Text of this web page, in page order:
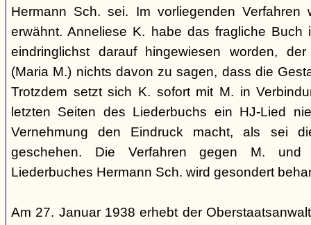
Hermann Sch. sei. Im vorliegenden Verfahren
erwähnt. Anneliese K. habe das fragliche Buch
eindringlichst darauf hingewiesen worden,
(Maria M.) nichts davon zu sagen, dass die
Trotzdem setzt sich K. sofort mit M. in
letzten Seiten des Liederbuchs ein HJ-Lied
Vernehmung den Eindruck macht, als sei
geschehen. Die Verfahren gegen M. und
Liederbuches Hermann Sch. wird gesondert
Am 27. Januar 1938 erhebt der